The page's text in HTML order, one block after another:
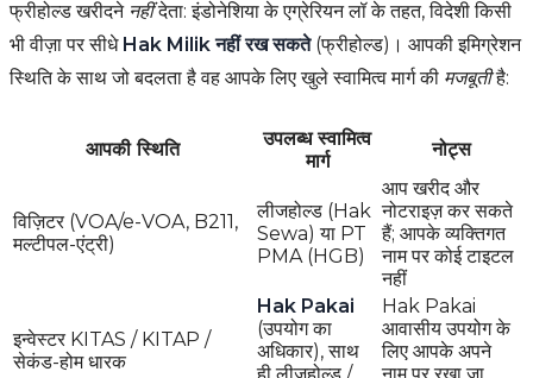
फ्रीहोल्ड खरीदने नहींदेता: इंडोनेशिया के एग्रेरियन लॉ के तहत, विदेशी किसी
भी वीज़ा पर सीधे Hak Milik नहीं रख सकते(फ्रीहोल्ड)। आपकी इमिग्रेशन
स्थिति के साथ जो बदलता है वह आपके लिए खुले स्वामित्व मार्ग की मजबूतीहै:
आपकी स्थिति
उपलब्ध स्वामित्व
मार्ग
नोट्स
विज़िटर (VOA/e-VOA, B211,
मल्टीपल-एंट्री)
लीजहोल्ड (Hak
Sewa) या PT
PMA (HGB)
आप खरीद और
नोटराइज़ कर सकते
हैं; आपके व्यक्तिगत
नाम पर कोई टाइटल
नहीं
इन्वेस्टर KITAS / KITAP /
सेकंड-होम धारक
Hak Pakai
(उपयोग का
अधिकार), साथ
ही लीजहोल्ड /
Hak Pakai
आवासीय उपयोग के
लिए आपके अपने
नाम पर रखा जा